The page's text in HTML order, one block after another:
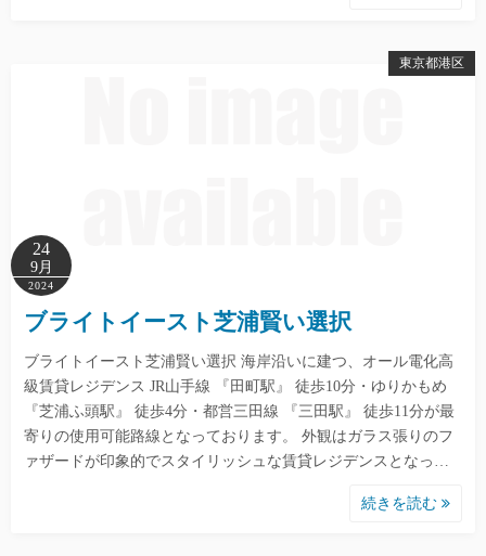
東京都港区
24
9月
2024
ブライトイースト芝浦賢い選択
ブライトイースト芝浦賢い選択 海岸沿いに建つ、オール電化高
級賃貸レジデンス JR山手線 『田町駅』 徒歩10分・ゆりかもめ
『芝浦ふ頭駅』 徒歩4分・都営三田線 『三田駅』 徒歩11分が最
寄りの使用可能路線となっております。 外観はガラス張りのフ
ァザードが印象的でスタイリッシュな賃貸レジデンスとなっ…
続きを読む